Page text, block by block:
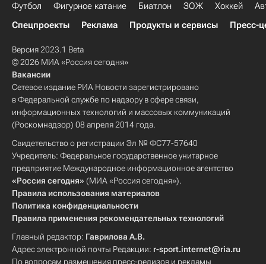
Футбол Фигурное катание Биатлон ЗОЖ Хоккей
Спецпроекты
Реклама Продукты и сервисы Пресс-
Версия 2023.1 Beta
© 2026 МИА «Россия сегодня»
Вакансии
Сетевое издание РИА Новости зарегистрировано
в Федеральной службе по надзору в сфере связи,
информационных технологий и массовых коммуникаций
(Роскомнадзор) 08 апреля 2014 года.
Свидетельство о регистрации Эл № ФС77-57640
Учредитель: Федеральное государственное унитарное
предприятие Международное информационное агентство
«Россия сегодня» (МИА «Россия сегодня»).
Правила использования материалов
Политика конфиденциальности
Правила применения рекомендательных технологий
Главный редактор: Гаврилова А.В.
Адрес электронной почты Редакции: r-sport.internet@ria.ru
По вопросам размещения пресс-релизов и рекламы